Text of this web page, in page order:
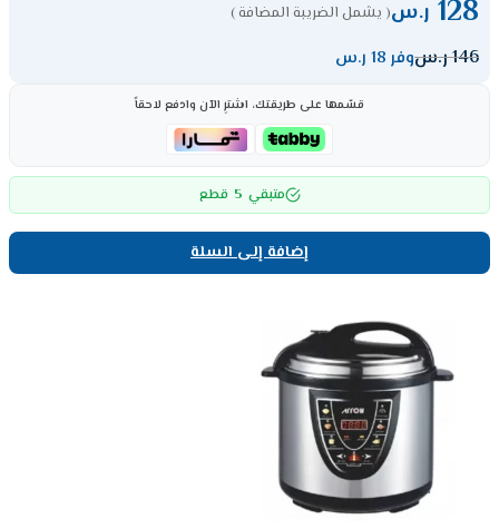
128 ر.س( يشمل الضريبة المضافة )
146ر.سوفر 18 ر.س
قسّمها على طريقتك، اشترِ الآن وادفع لاحقاً
متبقي 5 قطع
إضافة إلى السلة